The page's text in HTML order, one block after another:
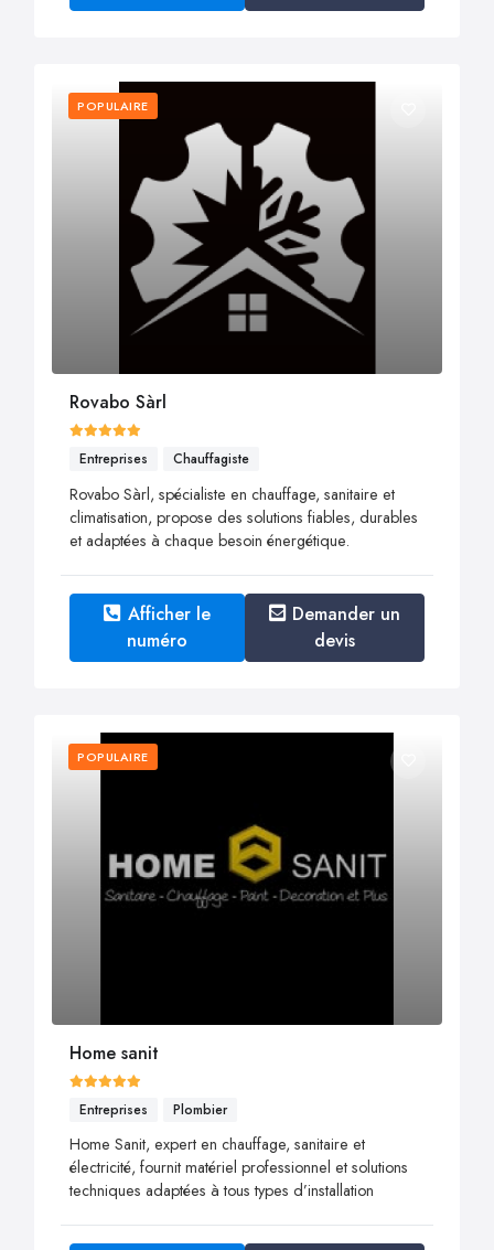
POPULAIRE
Rovabo Sàrl
Entreprises Chauffagiste
Rovabo Sàrl, spécialiste en chauffage, sanitaire et
climatisation, propose des solutions fiables, durables
et adaptées à chaque besoin énergétique.
Afficher le
numéro
Demander un
devis
POPULAIRE
Home sanit
Entreprises Plombier
Home Sanit, expert en chauffage, sanitaire et
électricité, fournit matériel professionnel et solutions
techniques adaptées à tous types d’installation